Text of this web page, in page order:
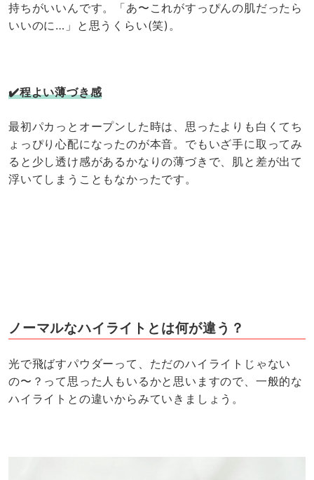
持ちがいいんです。「あ〜これがすっぴんの肌だったら
いいのに…」と思うくらい(笑)。
✔️程よい薄づき感
最初パカっとオープンした時は、思ったよりも白くてち
ょっぴり心配になったのが本音。でもいざ手に取ってみ
ると少し透け感があるかなりの薄づきで、肌と差が出て
浮いてしまうこともなかったです。
ノーマルなハイライトとは何が違う？
光で飛ばすパウダーって、ただのハイライトじゃない
の〜？って思った人もいるかと思いますので、一般的な
ハイライトとの違いからみていきましょう。